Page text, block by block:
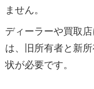
ません。
ディーラーや買取
は、旧所有者と新
状が必要です。